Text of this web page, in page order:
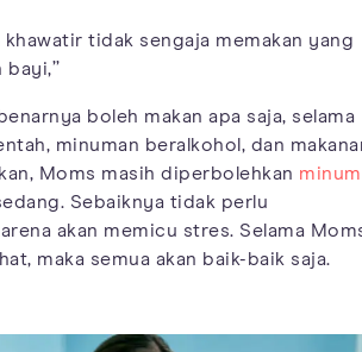
khawatir tidak sengaja memakan yang
boleh makan apa saja, selama
minuman beralkohol, dan
Moms masih diperbolehkan minum
Sebaiknya tidak perlu
akan memicu stres. Selama
maka semua akan baik-baik saja.